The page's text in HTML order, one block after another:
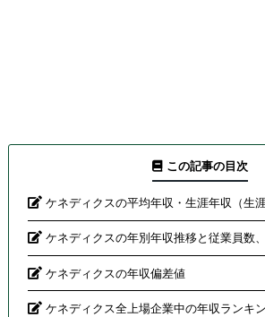
この記事の目次
ケネディクスの平均年収・生涯年収（生
ケネディクスの年別年収推移と従業員数
ケネディクスの年収偏差値
ケネディクス全上場企業中の年収ランキ